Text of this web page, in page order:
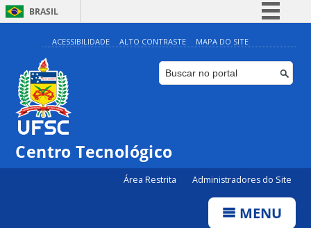
BRASIL
Simplifique!
Comunica BR
Participe
ACESSIBILIDADE ALTO CONTRASTE MAPA DO SITE
Centro Tecnológico
Área Restrita Administradores do Site
MENU